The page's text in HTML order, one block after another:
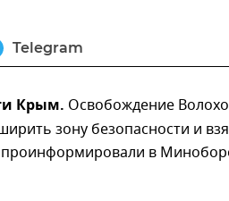
Telegram
Крым. Освобождение
зону безопасности и
проинформировали в